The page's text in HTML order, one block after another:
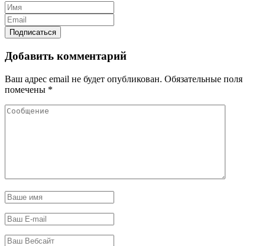
Добавить комментарий
Ваш адрес email не будет опубликован. Обязательные поля
помечены *